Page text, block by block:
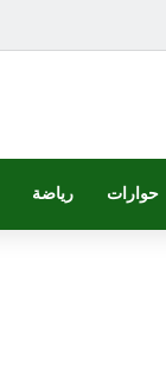
حوارات رياضة